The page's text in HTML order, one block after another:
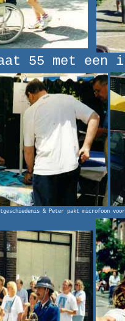
55 met een
& Peter pakt microfoon